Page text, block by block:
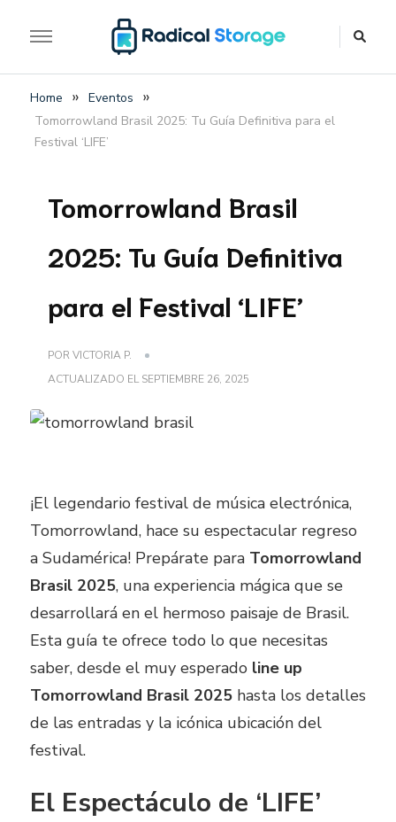
Radical Storage Travel
Guide – Luggage
Home
» Eventos »
Tomorrowland Brasil 2025: Tu Guía Definitiva para el
Festival ‘LIFE’
Tomorrowland Brasil
2025: Tu Guía Definitiva
para el Festival ‘LIFE’
POR VICTORIA P.
ACTUALIZADO ELSEPTIEMBRE 26, 2025
¡El legendario festival de música electrónica,
Tomorrowland, hace su espectacular regreso
a Sudamérica! Prepárate para Tomorrowland
Brasil 2025, una experiencia mágica que se
desarrollará en el hermoso paisaje de Brasil.
Esta guía te ofrece todo lo que necesitas
saber, desde el muy esperado line up
Tomorrowland Brasil 2025 hasta los detalles
de las entradas y la icónica ubicación del
festival.
El Espectáculo de ‘LIFE’